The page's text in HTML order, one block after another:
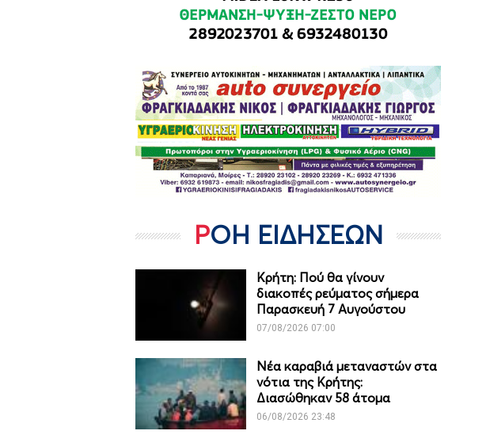
ΡΟΗ ΕΙΔΗΣΕΩΝ
Κρήτη: Πού θα γίνουν
διακοπές ρεύματος σήμερα
Παρασκευή 7 Αυγούστου
07/08/2026 07:00
Νέα καραβιά μεταναστών στα
νότια της Κρήτης:
Διασώθηκαν 58 άτομα
06/08/2026 23:48